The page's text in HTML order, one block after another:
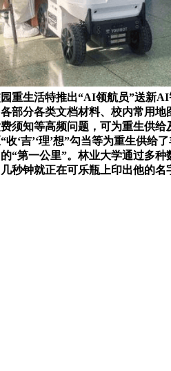
重生活特推出“AI领航员”送新
部分各类文档材料、校内常用
须知等高频问题，可为重生供
收‘吉’‘理’想”勾当等为重生供
“第一公里”。林业大学通过多
秒钟就正在可乐瓶上印出他的